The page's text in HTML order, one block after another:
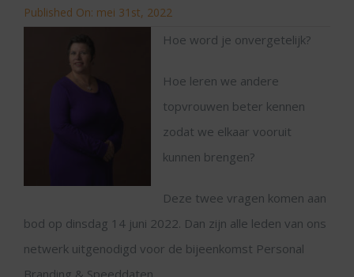
Published On: mei 31st, 2022
Hoe word je onvergetelijk?
Hoe leren we andere
topvrouwen beter kennen
zodat we elkaar vooruit
kunnen brengen?
Deze twee vragen komen aan
bod op dinsdag 14 juni 2022. Dan zijn alle leden van ons
netwerk uitgenodigd voor de bijeenkomst Personal
Branding & Speeddaten.